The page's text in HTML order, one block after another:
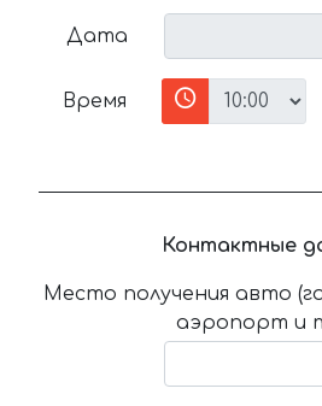
Дата
Время
Контактные
Место получения авто
аэропорт и